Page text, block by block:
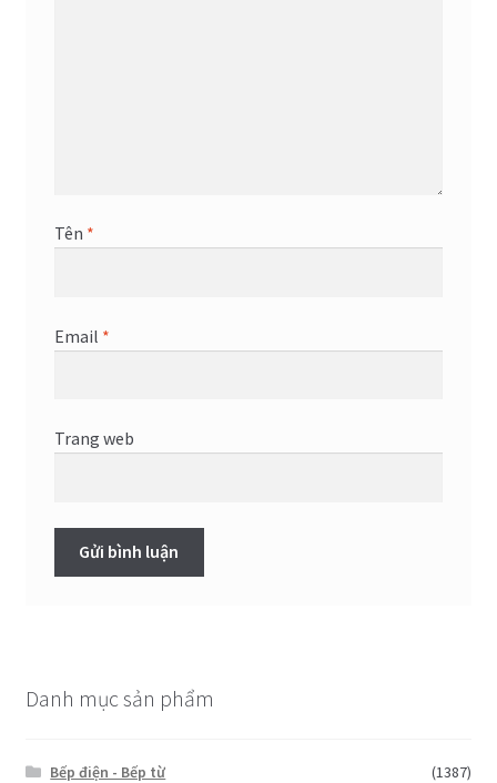
Tên *
Email *
Trang web
Danh mục sản phẩm
Bếp điện - Bếp từ
(1387)